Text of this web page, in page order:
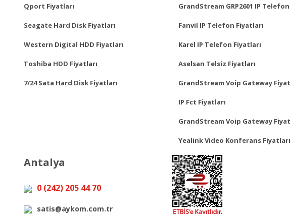
Qport Fiyatları
Seagate Hard Disk Fiyatları
Western Digital HDD Fiyatları
Toshiba HDD Fiyatları
7/24 Sata Hard Disk Fiyatları
GrandStream GRP2601 IP
Fanvil IP Telefon Fiyatları
Karel IP Telefon Fiyatları
Aselsan Telsiz Fiyatları
GrandStream Voip Gateway
IP Fct Fiyatları
GrandStream Voip Gateway
Yealink Video Konferans Fiyatları
Antalya
0 (242) 205 44 70
satis@aykom.com.tr